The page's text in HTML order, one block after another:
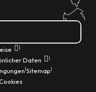
|
Daten |
|Sitemap|